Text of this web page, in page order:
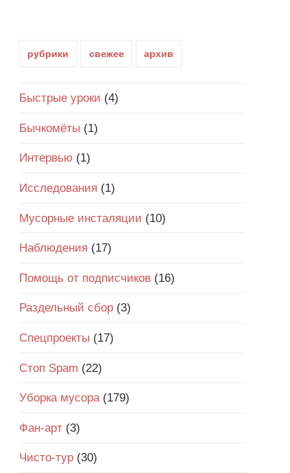
рубрики свежее архив
Быстрые уроки (4)
Бычкомёты (1)
Интервью (1)
Исследования (1)
Мусорные инсталяции (10)
Наблюдения (17)
Помощь от подписчиков (16)
Раздельный сбор (3)
Спецпроекты (17)
Стоп Spam (22)
Уборка мусора(179)
Фан-арт (3)
Чисто-тур (30)